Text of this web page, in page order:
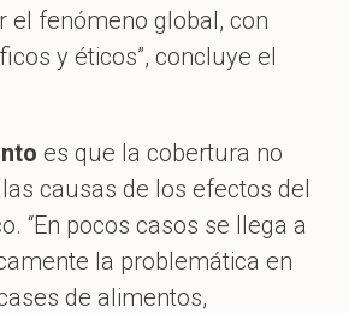
el fenómeno global, con
y éticos”, concluye el
es que la cobertura no
causas de los efectos del
“En pocos casos se llega a
la problemática en
de alimentos,